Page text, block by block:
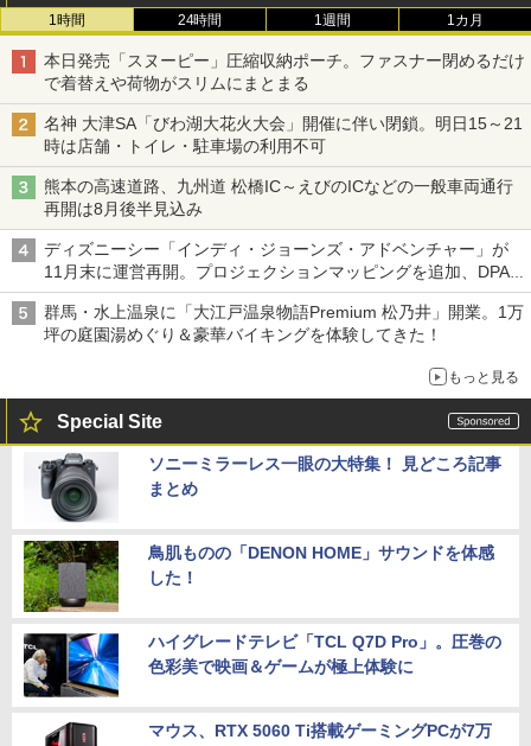
1時間 24時間 1週間 1カ月
本日発売「スヌーピー」圧縮収納ポーチ。ファスナー閉めるだけ
で着替えや荷物がスリムにまとまる
名神 大津SA「びわ湖大花火大会」開催に伴い閉鎖。明日15～21
時は店舗・トイレ・駐車場の利用不可
熊本の高速道路、九州道 松橋IC～えびのICなどの一般車両通行
再開は8月後半見込み
ディズニーシー「インディ・ジョーンズ・アドベンチャー」が
11月末に運営再開。プロジェクションマッピングを追加、DPA
は1500円
群馬・水上温泉に「大江戸温泉物語Premium 松乃井」開業。1万
坪の庭園湯めぐり＆豪華バイキングを体験してきた！
もっと見る
Special Site
ソニーミラーレス一眼の大特集！ 見どころ記事
まとめ
鳥肌ものの「DENON HOME」サウンドを体感
した！
ハイグレードテレビ「TCL Q7D Pro」。圧巻の
色彩美で映画＆ゲームが極上体験に
マウス、RTX 5060 Ti搭載ゲーミングPCが7万